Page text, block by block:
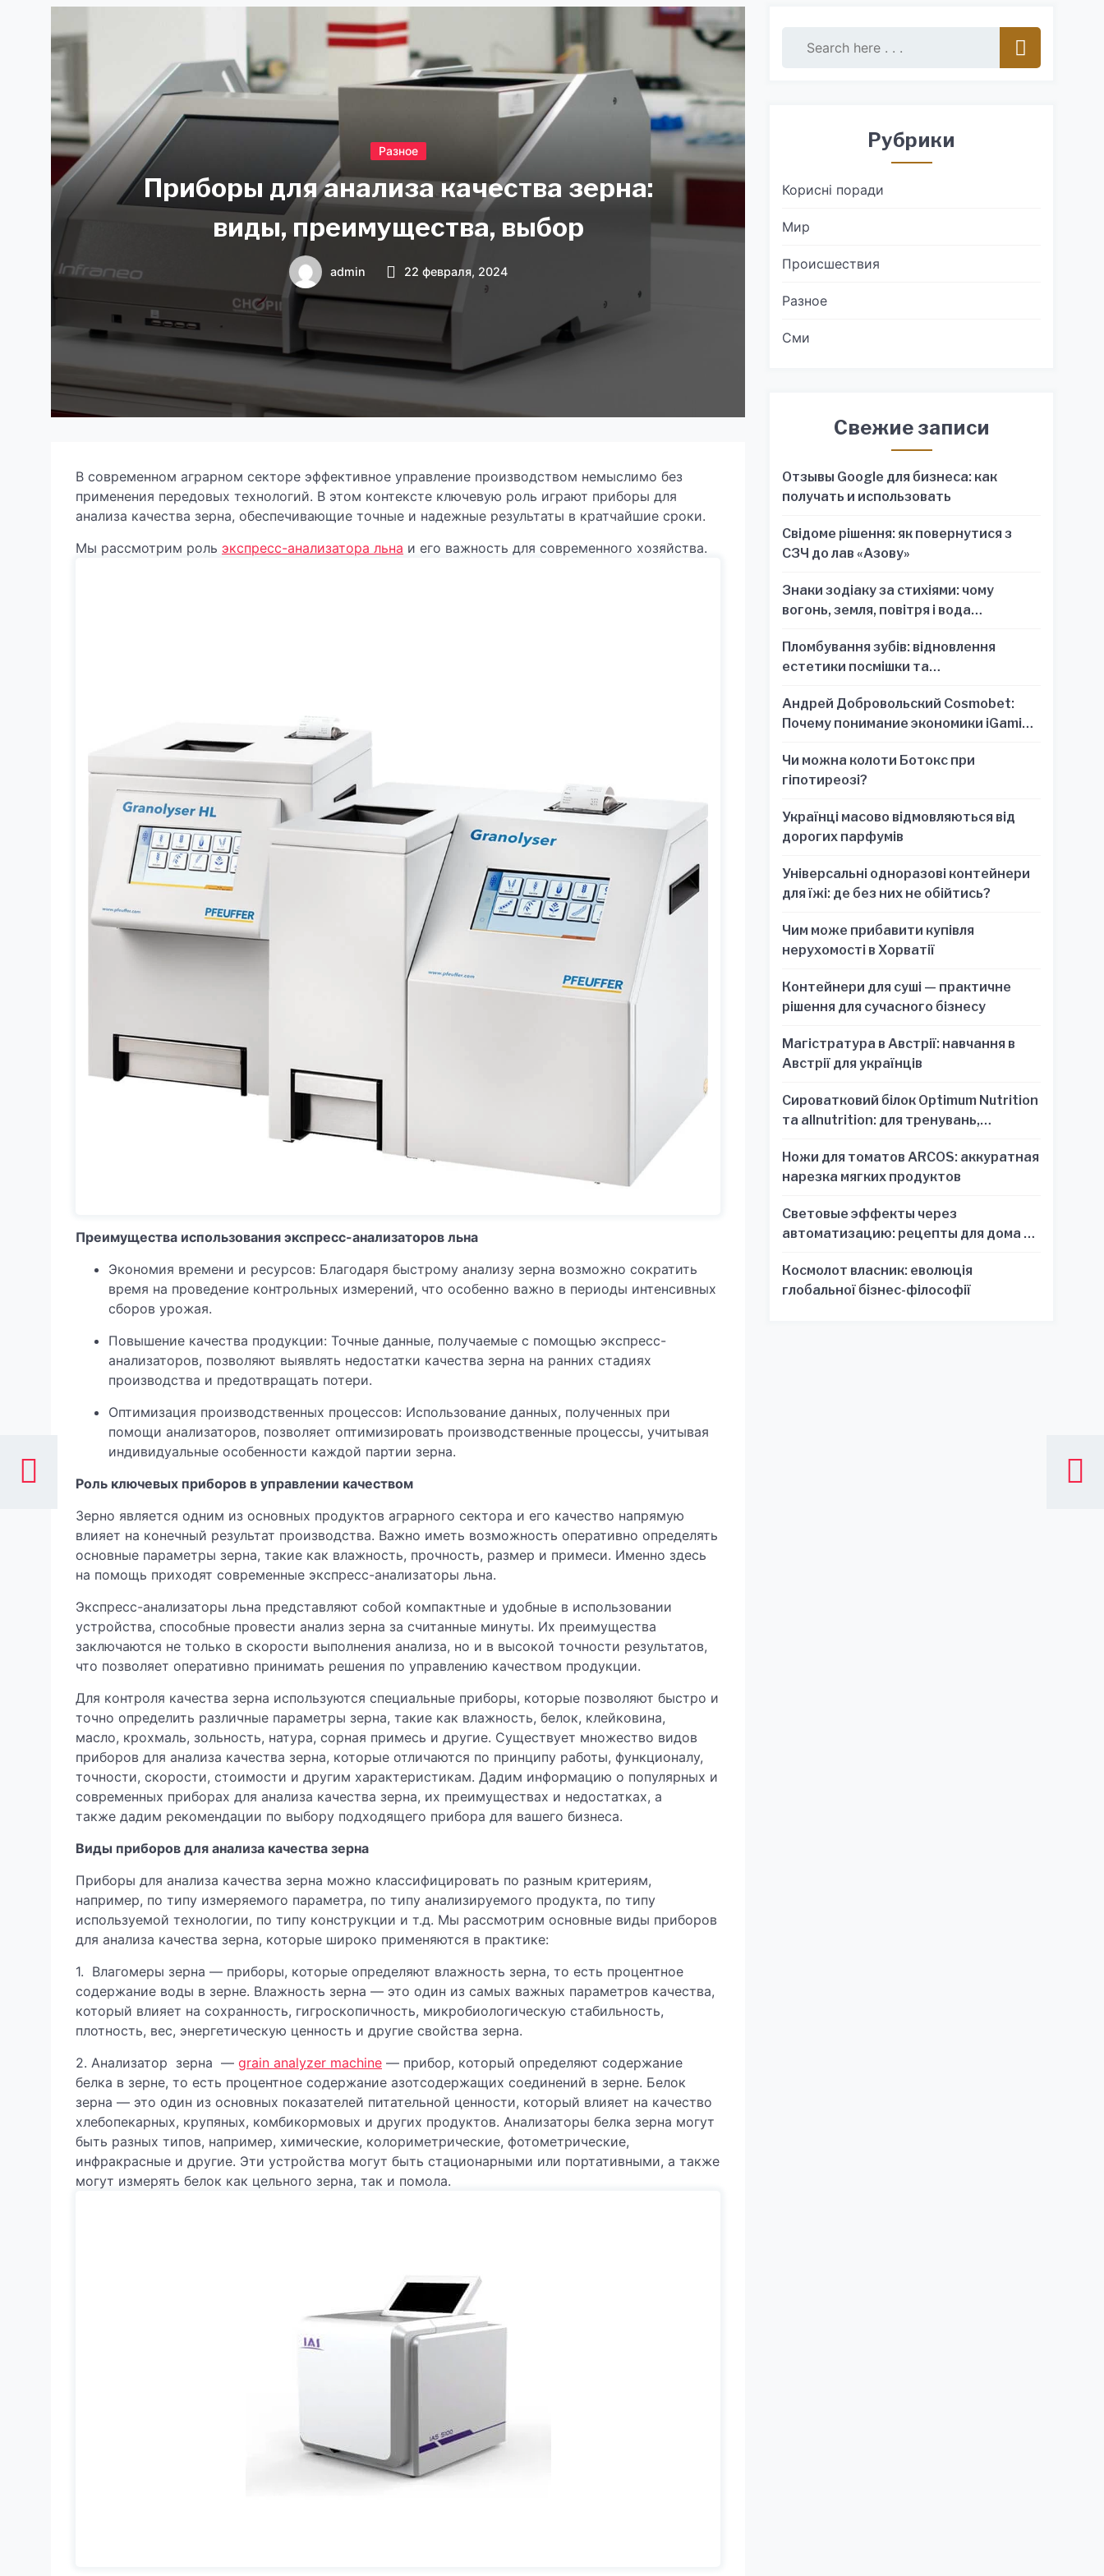
Разное
Приборы для анализа качества зерна:
виды, преимущества, выбор
admin 22 февраля, 2024
В современном аграрном секторе эффективное управление производством немыслимо без
применения передовых технологий. В этом контексте ключевую роль играют приборы для
анализа качества зерна, обеспечивающие точные и надежные результаты в кратчайшие сроки.
Мы рассмотрим роль экспресс-анализатора льна и его важность для современного хозяйства.
Преимущества использования экспресс-анализаторов льна
Экономия времени и ресурсов: Благодаря быстрому анализу зерна возможно сократить
время на проведение контрольных измерений, что особенно важно в периоды интенсивных
сборов урожая.
Повышение качества продукции: Точные данные, получаемые с помощью экспресс-
анализаторов, позволяют выявлять недостатки качества зерна на ранних стадиях
производства и предотвращать потери.
Оптимизация производственных процессов: Использование данных, полученных при
помощи анализаторов, позволяет оптимизировать производственные процессы, учитывая
индивидуальные особенности каждой партии зерна.
Роль ключевых приборов в управлении качеством
Зерно является одним из основных продуктов аграрного сектора и его качество напрямую
влияет на конечный результат производства. Важно иметь возможность оперативно определять
основные параметры зерна, такие как влажность, прочность, размер и примеси. Именно здесь
на помощь приходят современные экспресс-анализаторы льна.
Экспресс-анализаторы льна представляют собой компактные и удобные в использовании
устройства, способные провести анализ зерна за считанные минуты. Их преимущества
заключаются не только в скорости выполнения анализа, но и в высокой точности результатов,
что позволяет оперативно принимать решения по управлению качеством продукции.
Для контроля качества зерна используются специальные приборы, которые позволяют быстро и
точно определить различные параметры зерна, такие как влажность, белок, клейковина,
масло, крохмаль, зольность, натура, сорная примесь и другие. Существует множество видов
приборов для анализа качества зерна, которые отличаются по принципу работы, функционалу,
точности, скорости, стоимости и другим характеристикам. Дадим информацию о популярных и
современных приборах для анализа качества зерна, их преимуществах и недостатках, а
также дадим рекомендации по выбору подходящего прибора для вашего бизнеса.
Виды приборов для анализа качества зерна
Приборы для анализа качества зерна можно классифицировать по разным критериям,
например, по типу измеряемого параметра, по типу анализируемого продукта, по типу
используемой технологии, по типу конструкции и т.д. Мы рассмотрим основные виды приборов
для анализа качества зерна, которые широко применяются в практике:
1. Влагомеры зерна — приборы, которые определяют влажность зерна, то есть процентное
содержание воды в зерне. Влажность зерна — это один из самых важных параметров качества,
который влияет на сохранность, гигроскопичность, микробиологическую стабильность,
плотность, вес, энергетическую ценность и другие свойства зерна.
2. Анализатор зерна — grain analyzer machine — прибор, который определяют содержание
белка в зерне, то есть процентное содержание азотсодержащих соединений в зерне. Белок
зерна — это один из основных показателей питательной ценности, который влияет на качество
хлебопекарных, крупяных, комбикормовых и других продуктов. Анализаторы белка зерна могут
быть разных типов, например, химические, колориметрические, фотометрические,
инфракрасные и другие. Эти устройства могут быть стационарными или портативными, а также
могут измерять белок как цельного зерна, так и помола.
Рубрики
Корисні поради
Мир
Происшествия
Разное
Сми
Свежие записи
Отзывы Google для бизнеса: как
получать и использовать
Свідоме рішення: як повернутися з
СЗЧ до лав «Азову»
Знаки зодіаку за стихіями: чому
вогонь, земля, повітря і вода
знак
Пломбування зубів: відновлення
естетики посмішки та
Андрей Добровольский Cosmobet:
Почему понимание экономики iGaming
решений
Чи можна колоти Ботокс при
гіпотиреозі?
Українці масово відмовляються від
дорогих парфумів
Універсальні одноразові контейнери
для їжі: де без них не обійтись?
Чим може прибавити купівля
нерухомості в Хорватії
Контейнери для суші — практичне
рішення для сучасного бізнесу
Магістратура в Австрії: навчання в
Австрії для українців
Сироватковий білок Optimum Nutrition
та allnutrition: для тренувань,
Ножи для томатов ARCOS: аккуратная
нарезка мягких продуктов
Световые эффекты через
автоматизацию: рецепты для дома и
Космолот власник: еволюція
глобальної бізнес-філософії